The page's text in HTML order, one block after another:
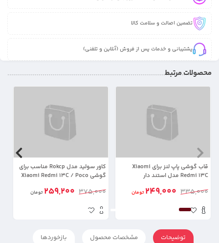
تضمین اصالت و سلامت کالا
پشتیبانی و خدمات پس از فروش (آنلاین و تلفنی)
محصولات مرتبط
قاب گوشی پاپ لنز برای Xiaomi
Redmi 13C مدل استند دار
335,000
249,000 تومان
کاور سولید مدل Rokcp مناسب برای
گوشی Xiaomi Redmi 13C / Poco
375,000
259,200 تومان
توضیحات مشخصات محصول بازخوردها